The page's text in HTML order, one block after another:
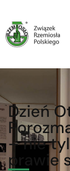
Dzień
– nie
prawie